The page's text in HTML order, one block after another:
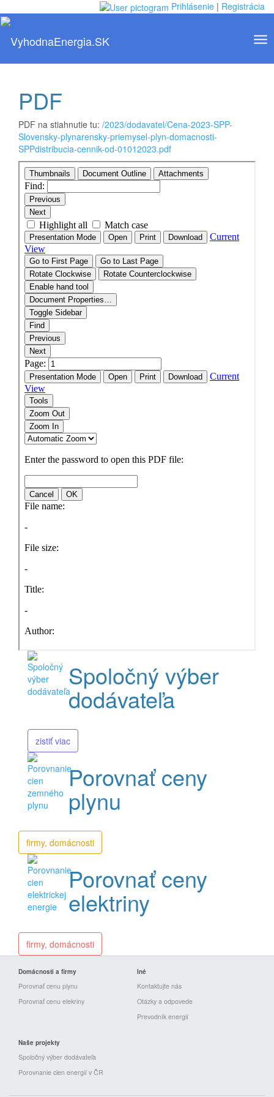
Prihlásenie | Registrácia
Toggle
PDF
PDF na stiahnutie tu: /2023/dodavatel/Cena-2023-SPP-
Slovensky-plynarensky-priemysel-plyn-domacnosti-
SPPdistribucia-cennik-od-01012023.pdf
Spoločný výber
dodávateľa
zistiť viac
Porovnať ceny
plynu
firmy, domácnosti
Porovnať ceny
elektriny
firmy, domácnosti
Domácnosti a firmy
Porovnať cenu plynu
Porovnať cenu elekriny
Iné
Kontaktujte nás
Otázky a odpovede
Prevodník energií
Naše projekty
Spoločný výber dodávateľa
Porovnanie cien energií v ČR